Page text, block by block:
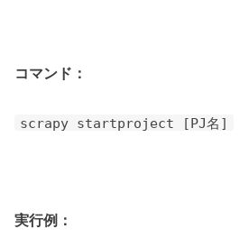
コマンド：
scrapy startproject [PJ名]
実行例：